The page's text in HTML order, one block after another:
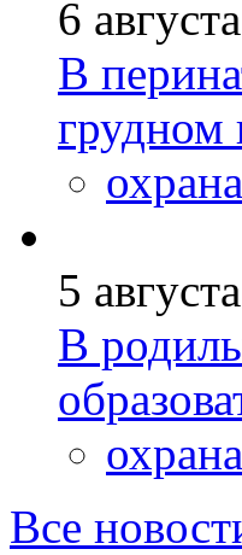
6
В
грудном
5
В
Все